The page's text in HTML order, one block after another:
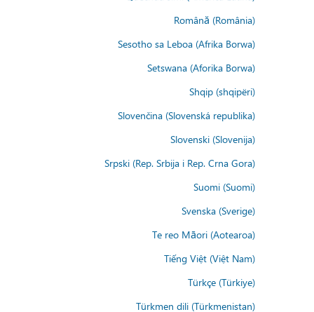
Română (România)
Sesotho sa Leboa (Afrika Borwa)
Setswana (Aforika Borwa)
Shqip (shqipëri)
Slovenčina (Slovenská republika)
Slovenski (Slovenija)
Srpski (Rep. Srbija i Rep. Crna Gora)
Suomi (Suomi)
Svenska (Sverige)
Te reo Māori (Aotearoa)
Tiếng Việt (Việt Nam)
Türkçe (Türkiye)
Türkmen dili (Türkmenistan)